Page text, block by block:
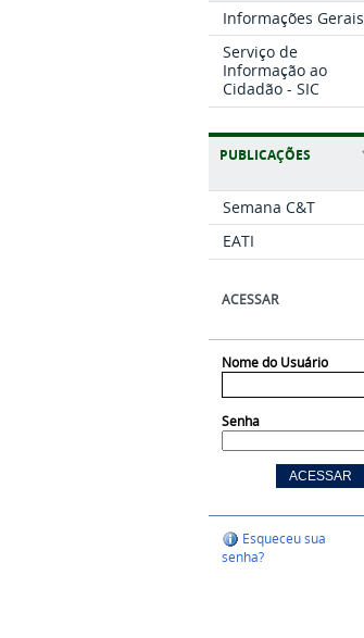
Informações Gerais
Serviço de
Informação ao
Cidadão - SIC
PUBLICAÇÕES
Semana C&T
EATI
ACESSAR
Nome do Usuário
Senha
Esqueceu sua
senha?